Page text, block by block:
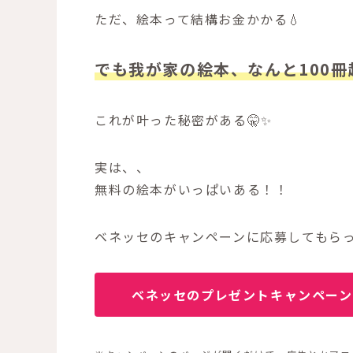
ただ、絵本って結構お金かかる💧
でも我が家の絵本、なんと100冊
これが叶った秘密がある🤫✨
実は、、
無料の絵本がいっぱいある！！
ベネッセのキャンペーンに応募してもら
ベネッセのプレゼントキャンペー